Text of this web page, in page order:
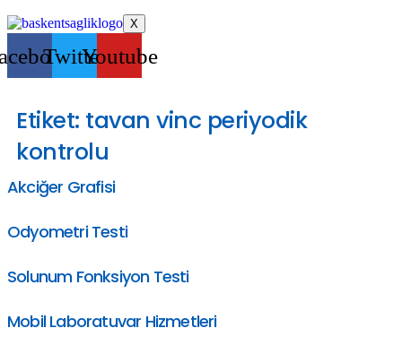
X
TwitterYoutube
Etiket: tavan vinc periyodik
kontrolu
Akciğer Grafisi
Odyometri Testi
Solunum Fonksiyon Testi
Mobil Laboratuvar Hizmetleri